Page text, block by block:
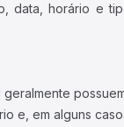
data, horário e
e, em alguns